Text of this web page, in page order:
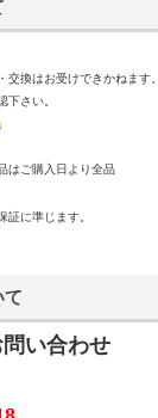
交換はお受けできかねます。
下さい。
」
はご購入日より全品
証に準じます。
て
い合わせ